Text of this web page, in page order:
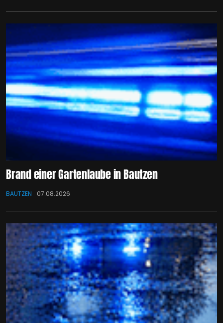
Brand einer Gartenlaube in Bautzen
BAUTZEN 07.08.2026